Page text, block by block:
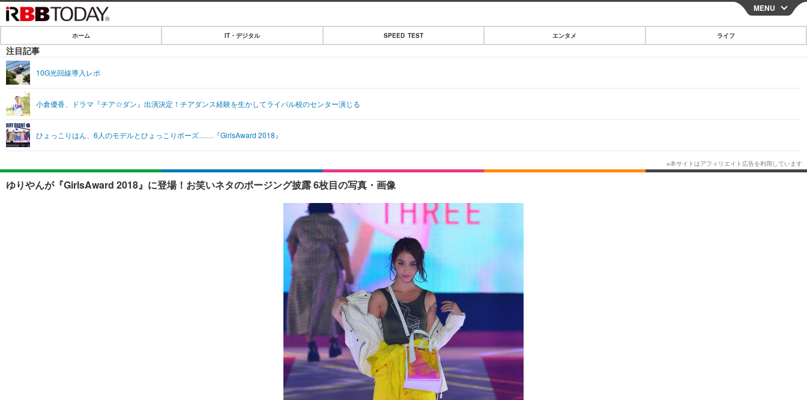
CLOSE
IT・デジタル
ショッピング
SPEED TEST
エンタメ
エンタメTOP
音楽
ライフ
ライフTOP グルメ
ペット
リリース一覧
MENU
ホーム IT・デジタル SPEED TEST エンタメ ライフ
注目記事
10G光回線導入レポ
小倉優香、ドラマ『チア☆ダン』出演決定！チアダンス経験を生かしてライバル校のセンター演じる
ひょっこりはん、6人のモデルとひょっこりポーズ……『GirlsAward 2018』
ゆりやんが『GirlsAward 2018』に登場！お笑いネタのポージング披露 6枚目の写真・画像